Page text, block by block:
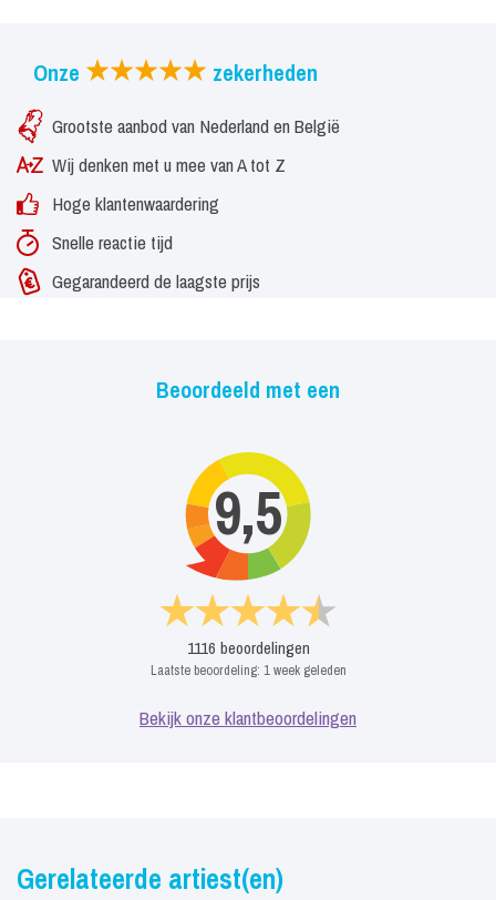
Onze zekerheden
Grootste aanbod van Nederland en België
Wij denken met u mee van A tot Z
Hoge klantenwaardering
Snelle reactie tijd
Gegarandeerd de laagste prijs
Beoordeeld met een
9,5
1116 beoordelingen
Laatste beoordeling: 1 week geleden
Bekijk onze klantbeoordelingen
Gerelateerde artiest(en)